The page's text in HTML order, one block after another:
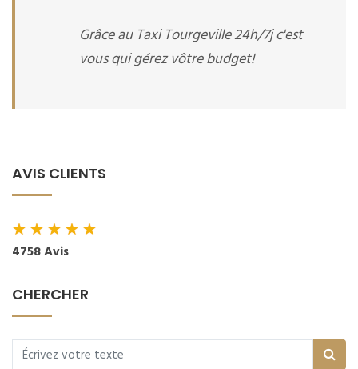
Grâce au Taxi Tourgeville 24h/7j c'est
vous qui gérez vôtre budget!
AVIS CLIENTS
★★★★★
4758 Avis
CHERCHER